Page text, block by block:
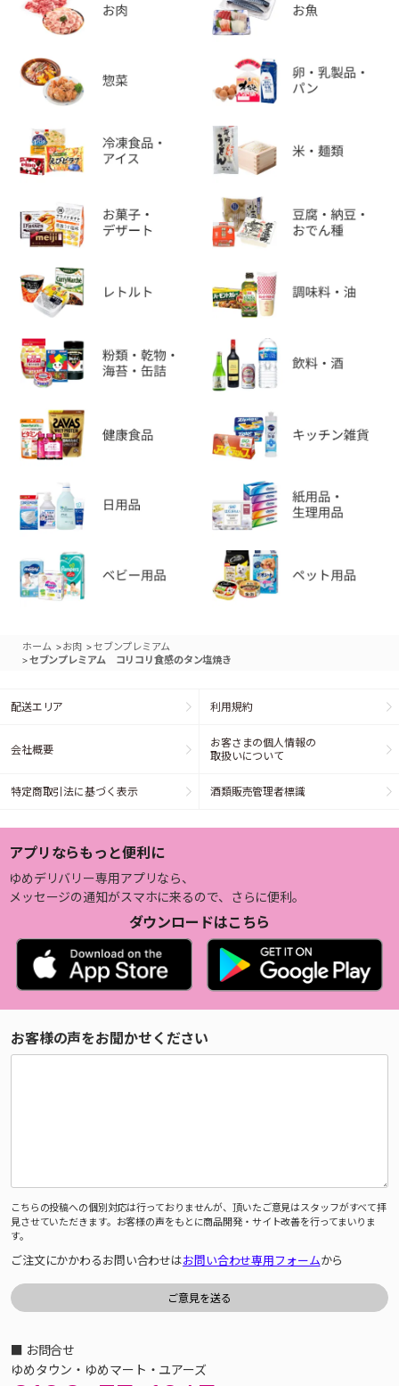
ホーム >お肉 >セブンプレミアム
>セブンプレミアム コリコリ食感のタン塩焼き
配送エリア 利用規約
会社概要
お客さまの個人情報の
取扱いについて
特定商取引法に基づく表示 酒類販売管理者標識
アプリならもっと便利に
ゆめデリバリー専用アプリなら、
メッセージの通知がスマホに来るので、さらに便利。
ダウンロードはこちら
お客様の声をお聞かせください
こちらの投稿への個別対応は行っておりませんが、頂いたご意見はスタッフがすべて拝
見させていただきます。お客様の声をもとに商品開発・サイト改善を行ってまいりま
す。
ご注文にかかわるお問い合わせはお問い合わせ専用フォームから
■ お問合せ
ゆめタウン・ゆめマート・ユアーズ